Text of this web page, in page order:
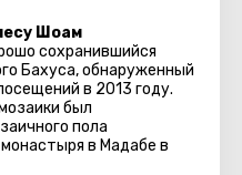
Шоам
сохранившийся
Бахуса, обнаруженный
в 2013 году.
был
пола
в Мадабе в